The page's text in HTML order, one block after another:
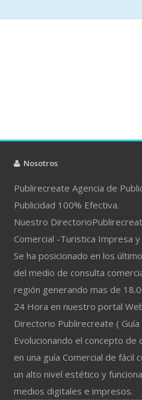
Nosotros
Publirecreate Agencia de
Publicidad 100% Efectiva.
Nuestro
Comercial -Turistica Impresa y
Se ha posicionado en los
del medio de consulta
región generando mas de
24 Hora en nuestro portal
Directorio Publirecreate ( Guía
Evolucionando el concepto de
en una guía Comercial de fácil
un alto nivel estético y
medios digitales e impresos.